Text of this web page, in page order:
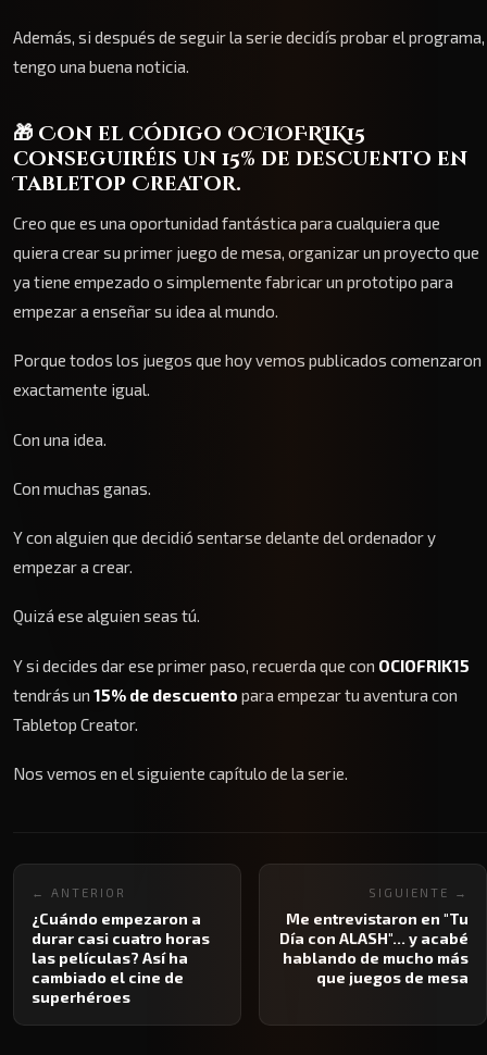
Además, si después de seguir la serie decidís probar el programa,
tengo una buena noticia.
🎁 Con el código OCIOFRIK15
conseguiréis un 15% de descuento en
Tabletop Creator.
Creo que es una oportunidad fantástica para cualquiera que
quiera crear su primer juego de mesa, organizar un proyecto que
ya tiene empezado o simplemente fabricar un prototipo para
empezar a enseñar su idea al mundo.
Porque todos los juegos que hoy vemos publicados comenzaron
exactamente igual.
Con una idea.
Con muchas ganas.
Y con alguien que decidió sentarse delante del ordenador y
empezar a crear.
Quizá ese alguien seas tú.
Y si decides dar ese primer paso, recuerda que con OCIOFRIK15
tendrás un 15% de descuento para empezar tu aventura con
Tabletop Creator.
Nos vemos en el siguiente capítulo de la serie.
← ANTERIOR
¿Cuándo empezaron a
durar casi cuatro horas
las películas? Así ha
cambiado el cine de
superhéroes
SIGUIENTE →
Me entrevistaron en "Tu
Día con ALASH"... y acabé
hablando de mucho más
que juegos de mesa